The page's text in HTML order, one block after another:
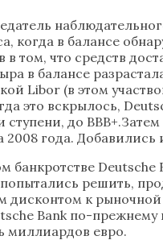
когда в балансе
в том, что средств
в балансе
Libor (в этом
это вскрылось,
ступени, до
2008 года.
банкротстве
решить,
к рыночной
Bank по-прежнему
миллиардов евро.